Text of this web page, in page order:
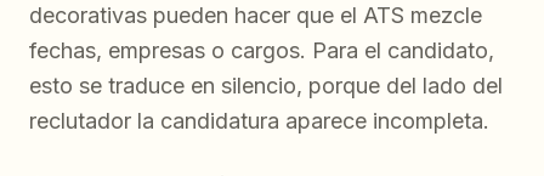
decorativas pueden hacer que el ATS mezcle
fechas, empresas o cargos. Para el candidato,
esto se traduce en silencio, porque del lado del
reclutador la candidatura aparece incompleta.